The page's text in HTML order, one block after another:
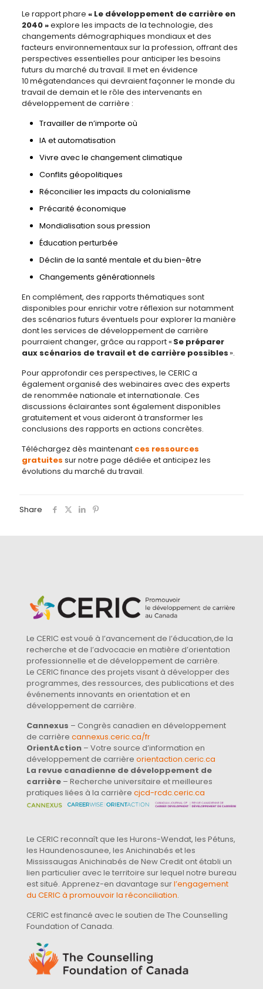
Le rapport phare « Le développement de carrière en
2040 »explore les impacts de la technologie, des
changements démographiques mondiaux et des
facteurs environnementaux sur la profession, offrant des
perspectives essentielles pour anticiper les besoins
futurs du marché du travail. Il met en évidence
10 mégatendances qui devraient façonner le monde du
travail de demain et le rôle des intervenants en
développement de carrière :
Travailler de n’importe où
IA et automatisation
Vivre avec le changement climatique
Conflits géopolitiques
Réconcilier les impacts du colonialisme
Précarité économique
Mondialisation sous pression
Éducation perturbée
Déclin de la santé mentale et du bien-être
Changements générationnels
En complément, des rapports thématiques sont
disponibles pour enrichir votre réflexion sur notamment
des scénarios futurs éventuels pour explorer la manière
dont les services de développement de carrière
pourraient changer, grâce au rapport« Se préparer
aux scénarios de travail et de carrière possibles ».
Pour approfondir ces perspectives, le CERIC a
également organisé des webinaires avec des experts
de renommée nationale et internationale. Ces
discussions éclairantes sont également disponibles
gratuitement et vous aideront à transformer les
conclusions des rapports en actions concrètes.
Téléchargez dès maintenant ces ressources
gratuites sur notre page dédiée et anticipez les
évolutions du marché du travail.
Share
Le CERIC est voué à l’avancement de l’éducation,de la
recherche et de l’advocacie en matière d’orientation
professionnelle et de développement de carrière.
Le CERIC finance des projets visant à développer des
programmes, des ressources, des publications et des
événements innovants en orientation et en
développement de carrière.
Cannexus – Congrès canadien en développement
de carrière cannexus.ceric.ca/fr
OrientAction – Votre source d’information en
développement de carrière orientaction.ceric.ca
La revue canadienne de développement de
carrière – Recherche universitaire et meilleures
pratiques liées à la carrière cjcd-rcdc.ceric.ca
Le CERIC reconnaît que les Hurons-Wendat, les Pétuns,
les Haundenosaunee, les Anichinabés et les
Mississaugas Anichinabés de New Credit ont établi un
lien particulier avec le territoire sur lequel notre bureau
est situé. Apprenez-en davantage surl’engagement
du CERIC à promouvoir la réconciliation.
CERIC est financé avec le soutien de The Counselling
Foundation of Canada.